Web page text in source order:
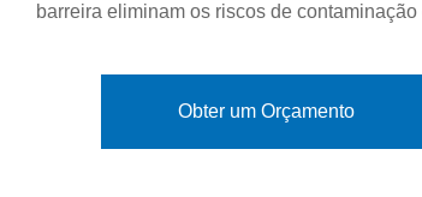
barreira eliminam os riscos de contaminação
Obter um Orçamento